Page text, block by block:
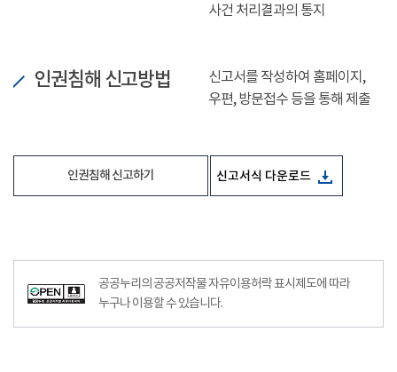
사건 처리결과의 통지
인권침해 신고방법
신고서를 작성하여 홈페이지,
우편, 방문접수 등을 통해 제출
인권침해 신고하기 신고서식 다운로드
공공누리의 공공저작물 자유이용허락 표시제도에 따라
누구나 이용할 수 있습니다.